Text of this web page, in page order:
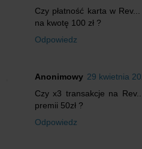
Czy płatność karta w
na kwotę 100 zł ?
Odpowiedz
Anonimowy 29 kwietnia
Czy x3 transakcje na
premii 50zł ?
Odpowiedz